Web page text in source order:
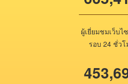
ผู้เยี่ยมชมเว็บไ
รอบ 24 ชั่วโ